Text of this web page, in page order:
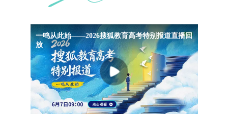
一鸣从此始——2026搜狐教育高考特别报道直播回
放